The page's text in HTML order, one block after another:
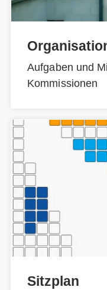
Aufgaben und
Kommissionen
Sitzplan